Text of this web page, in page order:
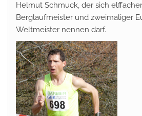
Helmut Schmuck, der sich
Berglaufmeister und zweimaliger
Weltmeister nennen darf.